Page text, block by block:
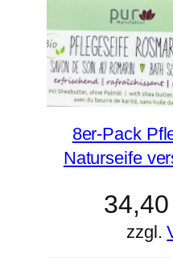
8er-Pack
Naturseife
34,40
zzgl.